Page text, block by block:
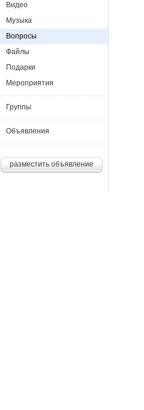
Видео
Музыка
Вопросы
Файлы
Подарки
Мероприятия
Группы
Объявления
разместить объявление